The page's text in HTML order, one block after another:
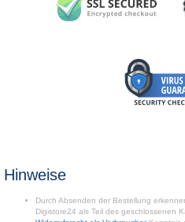
Hinweise
Durch Absenden der Bestellung
Digistore24 als Teil des geschlossenen